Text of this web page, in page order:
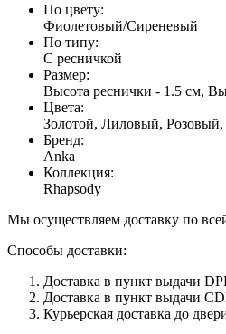
По цвету:
Фиолетовый/Сиреневый
По типу:
С ресничкой
Размер:
Высота реснички - 1.5 см,
Цвета:
Золотой, Лиловый,
Бренд:
Anka
Коллекция:
Rhapsody
Мы осуществляем доставку по
Способы доставки:
Доставка в пункт выдачи
Доставка в пункт выдачи
Курьерская доставка до